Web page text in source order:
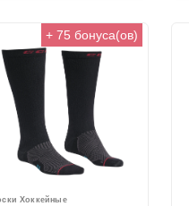
+ 75 бонуса(ов)
Хоккейные